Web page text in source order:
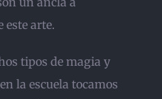
este arte.
tipos de magia y
la escuela tocamos